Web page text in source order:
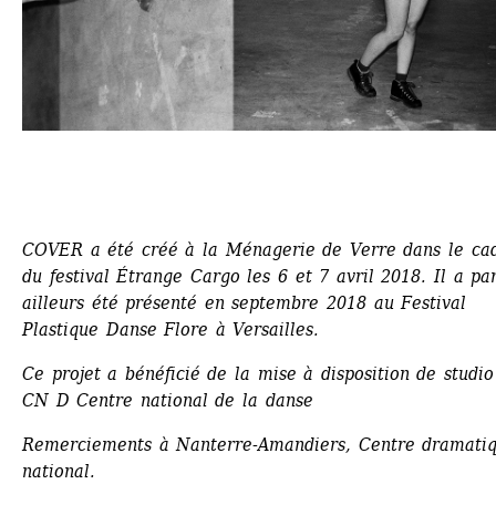
COVER a été créé à la Ménagerie de Verre dans le
du festival Étrange Cargo les 6 et 7 avril 2018. Il a
ailleurs été présenté en septembre 2018 au Festival
Plastique Danse Flore à Versailles.
Ce projet a bénéficié de la mise à disposition de
CN D Centre national de la danse
Remerciements à Nanterre-Amandiers, Centre
national.